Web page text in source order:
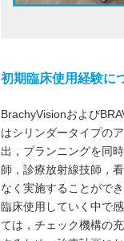
初期臨床使用経験に
BrachyVisionおよび
はシリンダータイプの
出，プランニングを同
師，診療放射線技師，
なく実施することができ
臨床使用していく中で
ては，チェック機構の